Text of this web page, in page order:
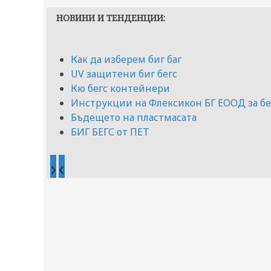
НОВИНИ И ТЕНДЕНЦИИ:
Как да изберем биг баг
UV защитени биг бегс
Кю бегс контейнери
Инструкции на Флексикон БГ ЕООД за
Бъдещето на пластмасата
БИГ БЕГС от ПЕТ
›‹